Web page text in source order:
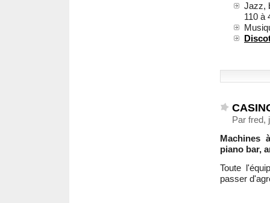
Jazz,
110 à
Par fred,
Machines
piano bar,
Toute
passer